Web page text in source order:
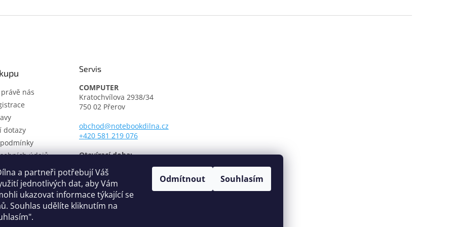
a partneři potřebují Váš
jednotlivých dat, aby Vám
ukazovat informace týkající se
Souhlas udělíte kliknutím na
Odmítnout Souhlasím
nás
dotazy
údajů
řád
Servis
COMPUTER
Kratochvílova 2938/34
750 02 Přerov
obchod@notebookdilna.cz
+420 581 219 076
Otevírací doba:
Pondělí - Pátek: 9.00 - 17.00